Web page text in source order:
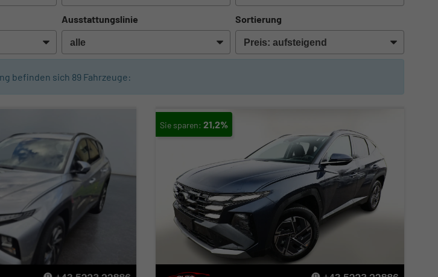
Ausstattungslinie Sortierung
befinden sich 89 Fahrzeuge:
21,2%